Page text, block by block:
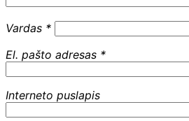
Vardas *
El. pašto adresas *
Interneto puslapis